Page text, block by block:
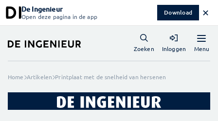
De Ingenieur
Open deze pagina in de app Download ✕
Menu
Zoeken Inloggen
Home Artikelen Printplaat met de snelheid van hersenen